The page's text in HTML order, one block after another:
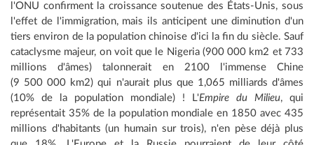
l'ONU confirment la croissance soutenue des États-Unis, sous
l'effet de l'immigration, mais ils anticipent une diminution d'un
tiers environ de la population chinoise d'ici la fin du siècle. Sauf
cataclysme majeur, on voit que le Nigeria (900 000 km2 et 733
millions d'âmes) talonnerait en 2100 l'immense Chine
(9 500 000 km2) qui n'aurait plus que 1,065 milliards d'âmes
(10% de la population mondiale) ! L'Empire du Milieu, qui
représentait 35% de la population mondiale en 1850 avec 435
millions d'habitants (un humain sur trois), n'en pèse déjà plus